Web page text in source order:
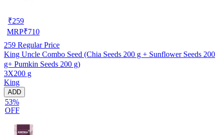
₹259
MRP₹710
259 Regular Price
King Uncle Combo Seed (Chia Seeds 200 g + Sunflower Seeds 200
g+ Pumkin Seeds 200 g)
3X200 g
King
ADD
53%
OFF